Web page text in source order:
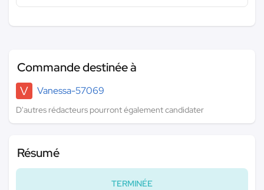
Commande destinée à
V
Vanessa-57069
D'autres rédacteurs pourront également candidater
Résumé
TERMINÉE